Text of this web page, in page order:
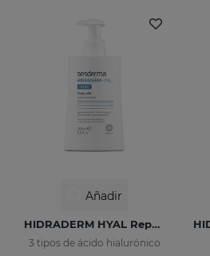
Añadir
HIDRADERM HYAL Repair Leche Corporal
3 tipos de ácido hialurónico